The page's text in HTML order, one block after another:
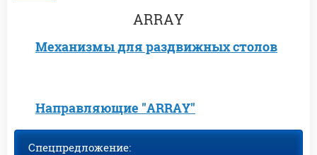
ARRAY
Механизмы для раздвижных столов
Направляющие "ARRAY"
Спецпредложение: